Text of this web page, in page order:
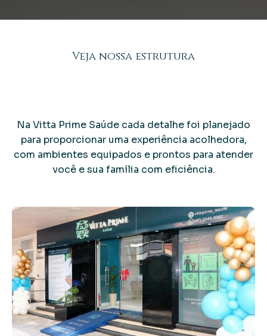
Veja nossa estrutura
Na Vitta Prime Saúde cada detalhe foi planejado
para proporcionar uma experiência acolhedora,
com ambientes equipados e prontos para atender
você e sua família com eficiência.